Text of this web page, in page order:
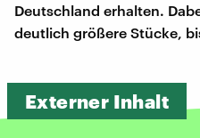
Deutschland erhalten.
deutlich größere Stücke,
Externer Inhalt